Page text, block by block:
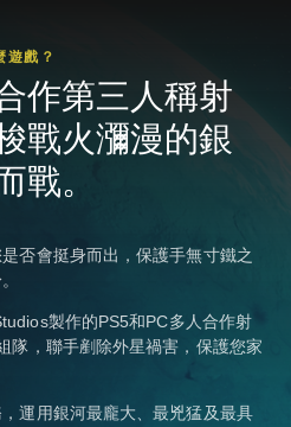
遊戲？
作第三人稱射
戰火瀰漫的銀
戰。
否會挺身而出，保護手無寸鐵之
製作的PS5和PC多人合作射
隊，聯手剷除外星禍害，保護您家
運用銀河最龐大、最兇猛及最具